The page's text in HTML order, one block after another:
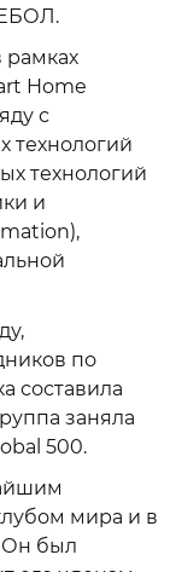
рамках
Home
с
технологий
и
по
составила
заняла
500.
мира и в
Он был